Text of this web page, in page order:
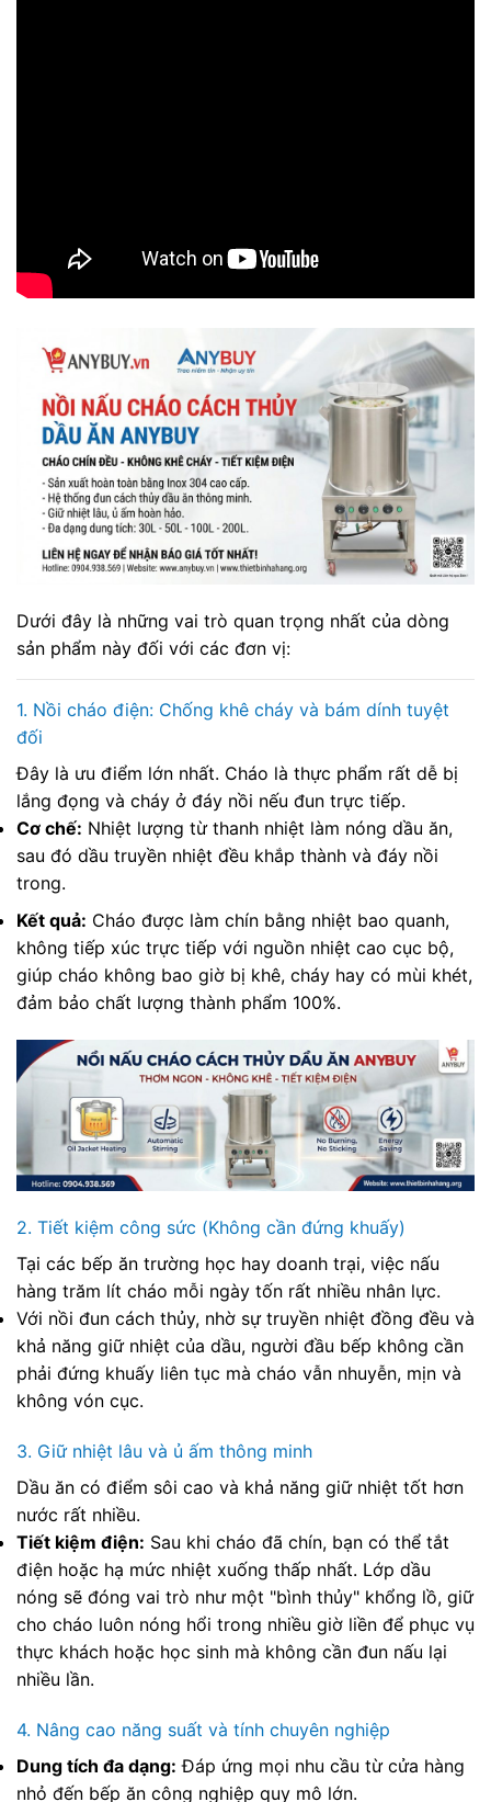
Dưới đây là những vai trò quan trọng nhất của dòng
sản phẩm này đối với các đơn vị:
1. Nồi cháo điện: Chống khê cháy và bám dính tuyệt
đối
Đây là ưu điểm lớn nhất. Cháo là thực phẩm rất dễ bị
lắng đọng và cháy ở đáy nồi nếu đun trực tiếp.
Cơ chế: Nhiệt lượng từ thanh nhiệt làm nóng dầu ăn,
sau đó dầu truyền nhiệt đều khắp thành và đáy nồi
trong.
Kết quả: Cháo được làm chín bằng nhiệt bao quanh,
không tiếp xúc trực tiếp với nguồn nhiệt cao cục bộ,
giúp cháo không bao giờ bị khê, cháy hay có mùi khét,
đảm bảo chất lượng thành phẩm 100%.
2. Tiết kiệm công sức (Không cần đứng khuấy)
Tại các bếp ăn trường học hay doanh trại, việc nấu
hàng trăm lít cháo mỗi ngày tốn rất nhiều nhân lực.
Với nồi đun cách thủy, nhờ sự truyền nhiệt đồng đều và
khả năng giữ nhiệt của dầu, người đầu bếp không cần
phải đứng khuấy liên tục mà cháo vẫn nhuyễn, mịn và
không vón cục.
3. Giữ nhiệt lâu và ủ ấm thông minh
Dầu ăn có điểm sôi cao và khả năng giữ nhiệt tốt hơn
nước rất nhiều.
Tiết kiệm điện: Sau khi cháo đã chín, bạn có thể tắt
điện hoặc hạ mức nhiệt xuống thấp nhất. Lớp dầu
nóng sẽ đóng vai trò như một "bình thủy" khổng lồ, giữ
cho cháo luôn nóng hổi trong nhiều giờ liền để phục vụ
thực khách hoặc học sinh mà không cần đun nấu lại
nhiều lần.
4. Nâng cao năng suất và tính chuyên nghiệp
Dung tích đa dạng: Đáp ứng mọi nhu cầu từ cửa hàng
nhỏ đến bếp ăn công nghiệp quy mô lớn.